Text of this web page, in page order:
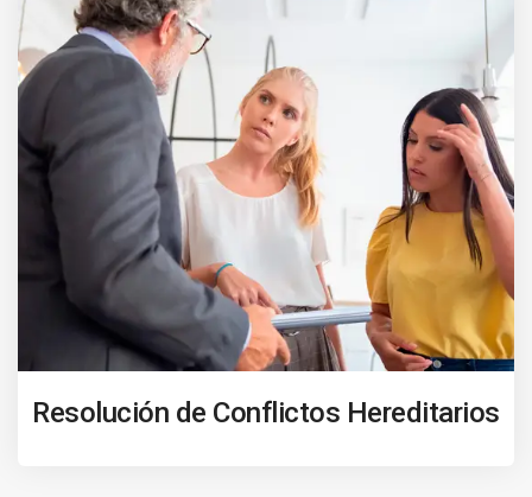
Resolución de Conflictos Hereditarios